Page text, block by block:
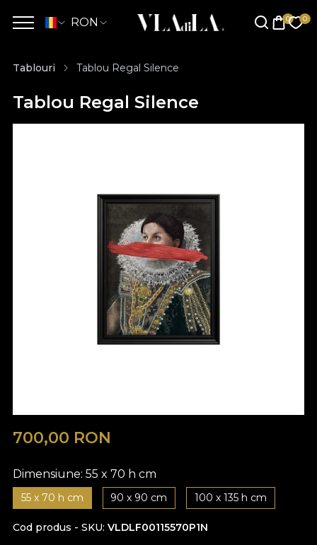
RON
Tablouri Tablou Regal Silence
Tablou Regal Silence
700,00 RON
Dimensiune: 55 x 70 h cm
55 x 70 h cm 90 x 90 cm 100 x 135 h cm
Cod produs - SKU VLDLF00115570P1N